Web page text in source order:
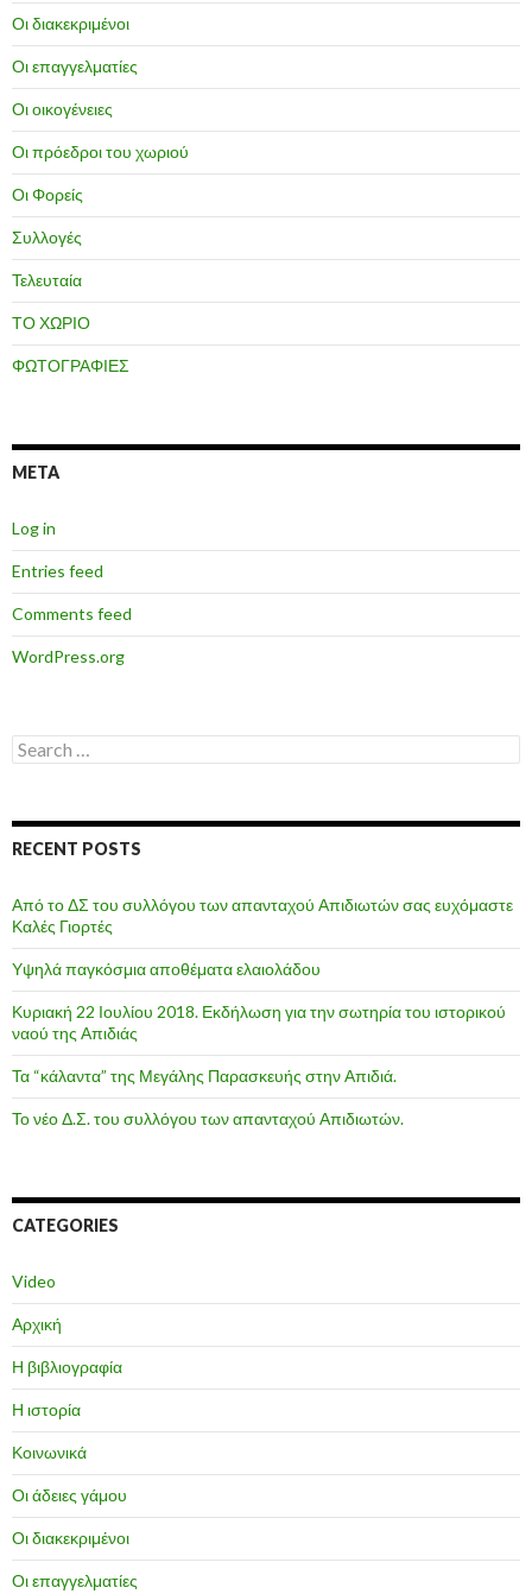
Οι διακεκριμένοι
Οι επαγγελματίες
Οι οικογένειες
Οι πρόεδροι του χωριού
Οι Φορείς
Συλλογές
Τελευταία
ΤΟ ΧΩΡΙΟ
ΦΩΤΟΓΡΑΦΙΕΣ
META
Log in
Entries feed
Comments feed
WordPress.org
Search
for:
RECENT POSTS
Από το ΔΣ του συλλόγου των απανταχού Απιδιωτών σας ευχόμαστε
Καλές Γιορτές
Υψηλά παγκόσμια αποθέματα ελαιολάδου
Κυριακή 22 Ιουλίου 2018. Εκδήλωση για την σωτηρία του ιστορικού
ναού της Απιδιάς
Τα “κάλαντα” της Μεγάλης Παρασκευής στην Απιδιά.
Το νέο Δ.Σ. του συλλόγου των απανταχού Απιδιωτών.
CATEGORIES
Video
Αρχική
Η βιβλιογραφία
Η ιστορία
Κοινωνικά
Οι άδειες γάμου
Οι διακεκριμένοι
Οι επαγγελματίες